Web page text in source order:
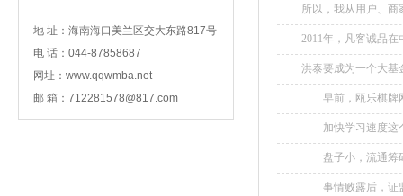
地 址：海南海口美兰区交大东路817号
电 话：044-87858687
网址：www.qqwmba.net
邮 箱： 712281578@817.com
所以，我从用户、商
2011年，凡客诚品
直到2015年，其市场
洪泰要成为一个大基
早前，瓯乐棋牌网
业雨杰网络因种种
加快学习速度这个
学生的学习速度问题
盘子小，流通筹码
样的公司是资金围猎
事情败露后，证监